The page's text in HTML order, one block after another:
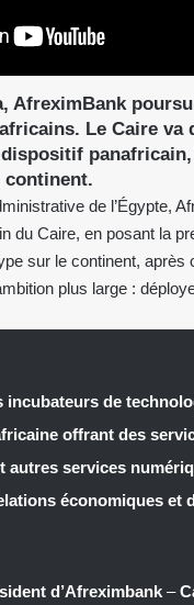
AfreximBank
Le Caire
continent.
de l’Égypte,
du Caire, en posant la
sur le continent, après
plus large :
incubateurs de
offrant des
autres services
économiques et
d’Afreximbank –